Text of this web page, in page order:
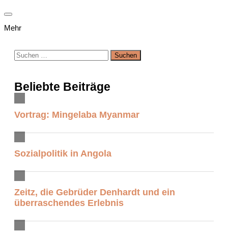
Mehr
Suchen
nach:
Beliebte Beiträge
Vortrag: Mingelaba Myanmar
Sozialpolitik in Angola
Zeitz, die Gebrüder Denhardt und ein
überraschendes Erlebnis